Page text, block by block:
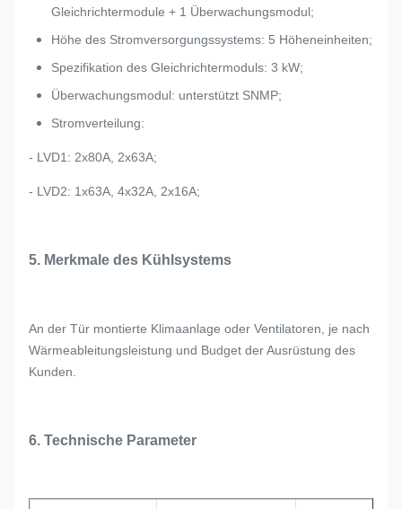
Gleichrichtermodule + 1 Überwachungsmodul;
Höhe des Stromversorgungssystems: 5 Höheneinheiten;
Spezifikation des Gleichrichtermoduls: 3 kW;
Überwachungsmodul: unterstützt SNMP;
Stromverteilung:
- LVD1: 2x80A, 2x63A;
- LVD2: 1x63A, 4x32A, 2x16A;
5. Merkmale des Kühlsystems
An der Tür montierte Klimaanlage oder Ventilatoren, je nach
Wärmeableitungsleistung und Budget der Ausrüstung des
Kunden.
6. Technische Parameter